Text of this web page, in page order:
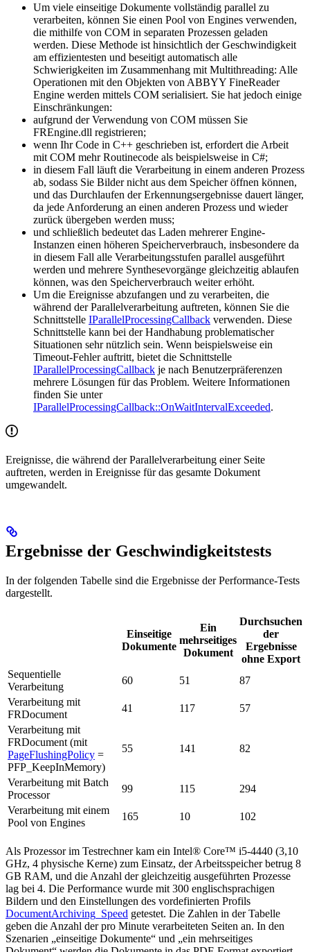
Um viele einseitige Dokumente vollständig parallel zu
verarbeiten, können Sie einen Pool von Engines verwenden,
die mithilfe von COM in separaten Prozessen geladen
werden. Diese Methode ist hinsichtlich der Geschwindigkeit
am effizientesten und beseitigt automatisch alle
Schwierigkeiten im Zusammenhang mit Multithreading: Alle
Operationen mit den Objekten von ABBYY FineReader
Engine werden mittels COM serialisiert. Sie hat jedoch einige
Einschränkungen:
aufgrund der Verwendung von COM müssen Sie
FREngine.dll registrieren;
wenn Ihr Code in C++ geschrieben ist, erfordert die Arbeit
mit COM mehr Routinecode als beispielsweise in C#;
in diesem Fall läuft die Verarbeitung in einem anderen Prozess
ab, sodass Sie Bilder nicht aus dem Speicher öffnen können,
und das Durchlaufen der Erkennungsergebnisse dauert länger,
da jede Anforderung an einen anderen Prozess und wieder
zurück übergeben werden muss;
und schließlich bedeutet das Laden mehrerer Engine-
Instanzen einen höheren Speicherverbrauch, insbesondere da
in diesem Fall alle Verarbeitungsstufen parallel ausgeführt
werden und mehrere Synthesevorgänge gleichzeitig ablaufen
können, was den Speicherverbrauch weiter erhöht.
Um die Ereignisse abzufangen und zu verarbeiten, die
während der Parallelverarbeitung auftreten, können Sie die
Schnittstelle IParallelProcessingCallback verwenden. Diese
Schnittstelle kann bei der Handhabung problematischer
Situationen sehr nützlich sein. Wenn beispielsweise ein
Timeout-Fehler auftritt, bietet die Schnittstelle
IParallelProcessingCallback je nach Benutzerpräferenzen
mehrere Lösungen für das Problem. Weitere Informationen
finden Sie unter
IParallelProcessingCallback::OnWaitIntervalExceeded.
Ereignisse, die während der Parallelverarbeitung einer Seite
auftreten, werden in Ereignisse für das gesamte Dokument
umgewandelt.
Ergebnisse der Geschwindigkeitstests
In der folgenden Tabelle sind die Ergebnisse der Performance-Tests
dargestellt.
Einseitige
Dokumente
Ein
mehrseitiges
Dokument
Durchsuchen
der
Ergebnisse
ohne Export
Sequentielle
Verarbeitung
60 51
87
Verarbeitung mit
FRDocument
41 117
57
Verarbeitung mit
FRDocument (mit
PageFlushingPolicy =
PFP_KeepInMemory)
55 141 82
Verarbeitung mit Batch
Processor
99 115
294
Verarbeitung mit einem
Pool von Engines
165 10 102
Als Prozessor im Testrechner kam ein Intel® Core™ i5-4440 (3,10
GHz, 4 physische Kerne) zum Einsatz, der Arbeitsspeicher betrug 8
GB RAM, und die Anzahl der gleichzeitig ausgeführten Prozesse
lag bei 4. Die Performance wurde mit 300 englischsprachigen
Bildern und den Einstellungen des vordefinierten Profils
DocumentArchiving_Speed getestet. Die Zahlen in der Tabelle
geben die Anzahl der pro Minute verarbeiteten Seiten an. In den
Szenarien „einseitige Dokumente“ und „ein mehrseitiges